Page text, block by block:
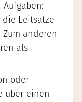
Leitsätze
anderen
als
oder
über einen